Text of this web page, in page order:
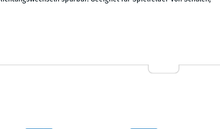
passt exakt ineinander, hält die Platten sicher